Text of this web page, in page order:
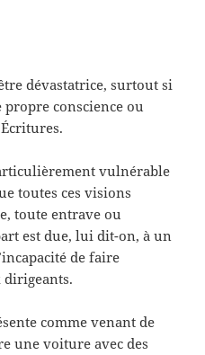
dévastatrice, surtout si
conscience ou
vulnérable
toutes ces visions
toute entrave ou
est due, lui dit-on, à un
de faire
comme venant de
une voiture avec des